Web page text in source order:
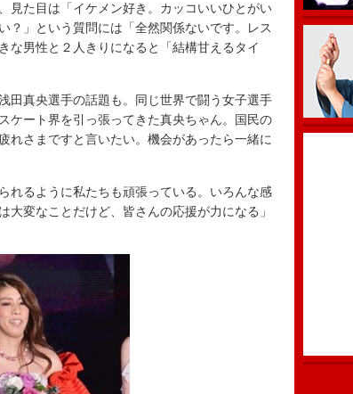
た目は「イケメン好き。カッコいいひとがい
？」という質問には「全然関係ないです。レス
な男性と２人きりになると「結構甘えるタイ
真央選手の話題も。同じ世界で闘う女子選手
ケート界を引っ張ってきた真央ちゃん。国民の
れさまですと言いたい。機会があったら一緒に
るように私たちも頑張っている。いろんな感
変なことだけど、皆さんの応援が力になる」